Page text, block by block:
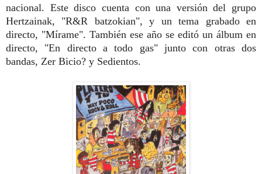
nacional. Este disco cuenta con una versión del grupo
Hertzainak, "R&R batzokian", y un tema grabado en
directo, "Mírame". También ese año se editó un álbum en
directo, "En directo a todo gas" junto con otras dos
bandas, Zer Bicio? y Sedientos.